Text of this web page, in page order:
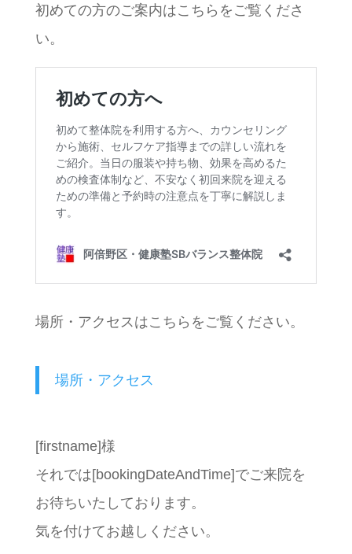
初めての方のご案内はこちらをご覧くださ
い。
場所・アクセスはこちらをご覧ください。
場所・アクセス
[firstname]様
それでは[bookingDateAndTime]でご来院を
お待ちいたしております。
気を付けてお越しください。